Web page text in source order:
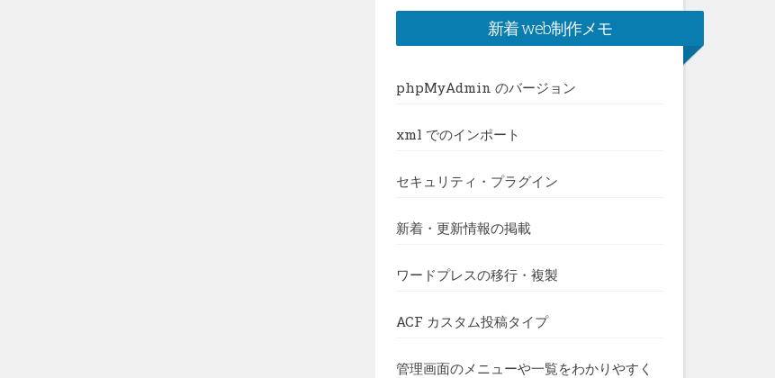
新着 web制作メモ
phpMyAdmin のバージョン
xml でのインポート
セキュリティ・プラグイン
新着・更新情報の掲載
ワードプレスの移行・複製
ACF カスタム投稿タイプ
管理画面のメニューや一覧をわかりやすく